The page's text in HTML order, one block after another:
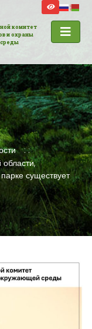
комитет
и охраны
существует